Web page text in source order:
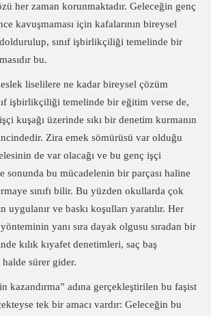
her zaman korunmaktadır. Geleceğin genç
kavuşmaması için kafalarının bireysel
sınıf işbirlikçiliği temelinde bir
bu.
liselilere ne kadar bireysel çözüm
işbirlikçiliği temelinde bir eğitim verse de,
kuşağı üzerinde sıkı bir denetim kurmanın
Zira emek sömürüsü var olduğu
de var olacağı ve bu genç işçi
sonunda bu mücadelenin bir parçası haline
sınıfı bilir. Bu yüzden okullarda çok
uygulanır ve baskı koşulları yaratılır. Her
yanı sıra dayak olgusu sıradan bir
kılık kıyafet denetimleri, saç baş
sürer gider.
kazandırma” adına gerçekleştirilen bu faşist
tek bir amacı vardır: Geleceğin bu